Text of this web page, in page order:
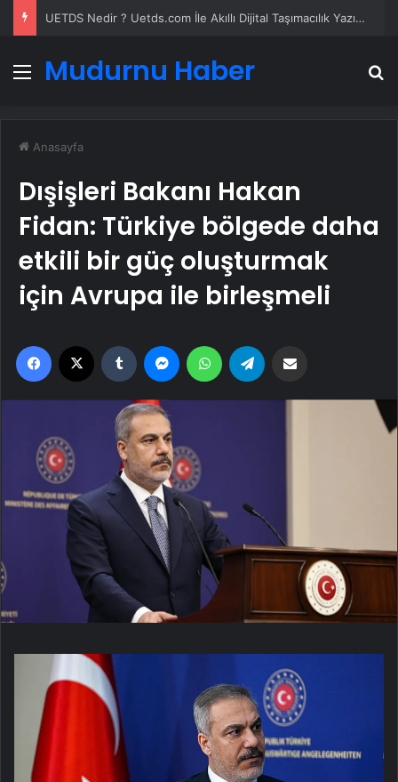
UETDS Nedir ? Uetds.com İle Akıllı Dijital Taşımacılık Yazılımı
MenüMudurnu Haber
Anasayfa
Dışişleri Bakanı Hakan
Fidan: Türkiye bölgede daha
etkili bir güç oluşturmak
için Avrupa ile birleşmeli
Facebook Tumblr MessengerWhatsApp